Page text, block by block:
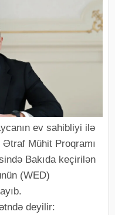
ev sahibliyi ilə
Ətraf Mühit Proqramı
Bakıda keçirilən
(WED)
deyilir: